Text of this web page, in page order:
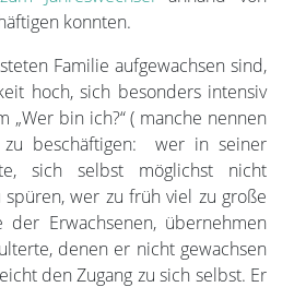
konnten.
Familie aufgewachsen sind,
hoch, sich besonders intensiv
„Wer bin ich?“ ( manche nennen
zu beschäftigen: wer in seiner
sich selbst möglichst nicht
wer zu früh viel zu große
der Erwachsenen, übernehmen
denen er nicht gewachsen
den Zugang zu sich selbst. Er